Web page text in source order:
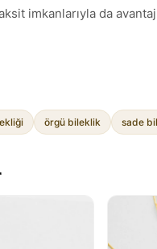
imkanlarıyla da
örgü bileklik sade